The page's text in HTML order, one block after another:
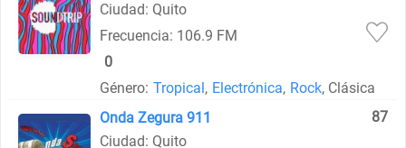
Ciudad: Quito
Frecuencia: 106.9 FM
0
Género: Tropical, Electrónica, Rock, Clásica
Onda Zegura 911
87
Ciudad: Quito